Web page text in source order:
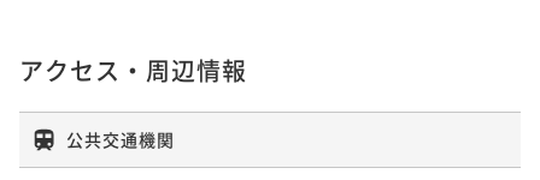
アクセス・周辺情報
公共交通機関